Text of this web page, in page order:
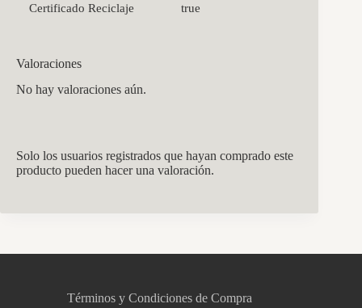
Certificado Reciclaje true
Valoraciones
No hay valoraciones aún.
Solo los usuarios registrados que hayan comprado este
producto pueden hacer una valoración.
Términos y Condiciones de Compra
Asistente virtual · En línea